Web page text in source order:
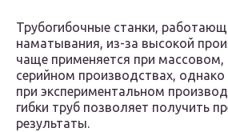
Трубогибочные станки,
наматывания, из-за высокой
чаще применяется при массовом,
серийном производствах,
при экспериментальном
гибки труб позволяет получить
результаты.